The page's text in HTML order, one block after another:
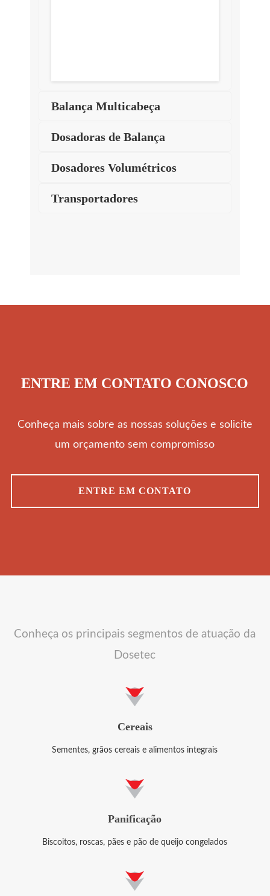
Balança Multicabeça
Dosadoras de Balança
Dosadores Volumétricos
Transportadores
ENTRE EM CONTATO CONOSCO
Conheça mais sobre as nossas soluções e solicite
um orçamento sem compromisso
ENTRE EM CONTATO
Conheça os principais segmentos de atuação da
Dosetec
Cereais
Sementes, grãos cereais e alimentos integrais
Panificação
Biscoitos, roscas, pães e pão de queijo congelados